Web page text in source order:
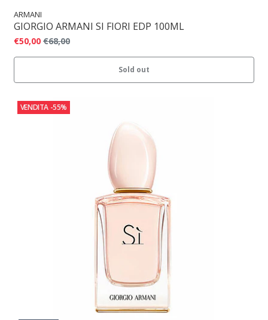
ARMANI
GIORGIO ARMANI SI FIORI EDP 100ML
€50,00 €68,00
Sold out
VENDITA -55%